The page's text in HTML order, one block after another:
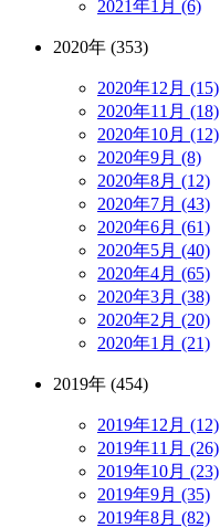
2021年1月 (6)
2020年 (353)
2020年12月 (15)
2020年11月 (18)
2020年10月 (12)
2020年9月 (8)
2020年8月 (12)
2020年7月 (43)
2020年6月 (61)
2020年5月 (40)
2020年4月 (65)
2020年3月 (38)
2020年2月 (20)
2020年1月 (21)
2019年 (454)
2019年12月 (12)
2019年11月 (26)
2019年10月 (23)
2019年9月 (35)
2019年8月 (82)